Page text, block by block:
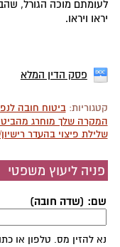
לעומתם מוכה הגורל,
יראו ויראו.
פסק הדין המלא
קטגוריות:ביטוח חובה
המקרה שלך מוחרג
שלילת פיצוי בהעדר
פניה ליעוץ משפטי
שם: (שדה חובה)
נא להזין מס. טלפון או